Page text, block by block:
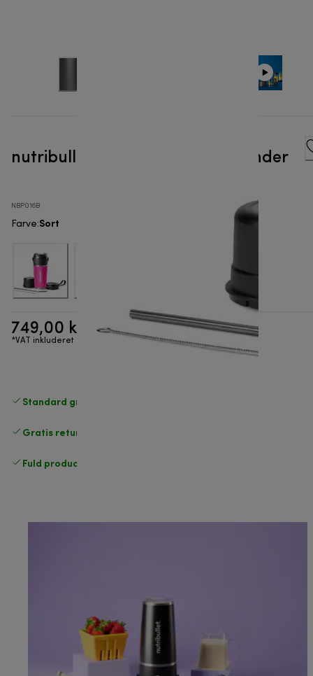
nutribullet® FLIP - Portable Blender
NBP016B
Farve:Sort
749,00 kr.
*VAT inkluderet
Standard gratis levering
Gratis returneringer
Fuld producentgaranti